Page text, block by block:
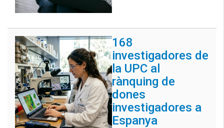
168
investigadores de
la UPC al
rànquing de
dones
investigadores a
Espanya